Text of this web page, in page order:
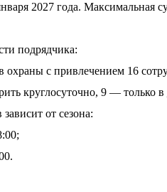
2027 года. Максимальная
подрядчика:
охраны с привлечением 16
круглосуточно, 9 — только
от сезона: